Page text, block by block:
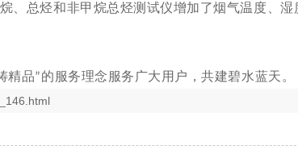
、总烃和非甲烷总烃测试仪增加了烟气温度、
精品”的服务理念服务广大用户，共建碧水蓝天。